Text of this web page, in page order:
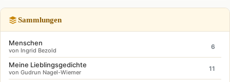
Sammlungen
Menschen
von Ingrid Bezold
6
Meine Lieblingsgedichte
von Gudrun Nagel-Wiemer
11